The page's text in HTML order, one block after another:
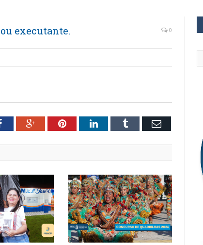
executante. 0
FacebookGoogle+PinterestLinkedInTumblr Email